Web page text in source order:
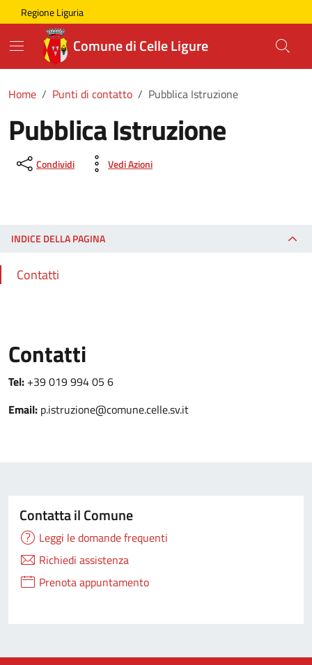
Skip to main content
Comune di Celle Ligure
Regione Liguria
Comune di Celle Ligure
Home Punti di contatto Pubblica Istruzione
Pubblica Istruzione
Condividi Vedi Azioni
INDICE DELLA PAGINA
Contatti
Contatti
Tel: +39 019 994 05 6
Email: p.istruzione@comune.celle.sv.it
Contatta il Comune
Leggi le domande frequenti
Richiedi assistenza
Prenota appuntamento